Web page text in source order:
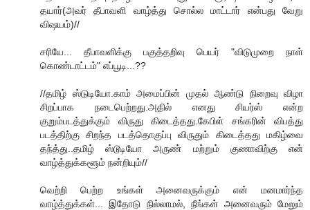
தயார்(அவர் தீபாவளி வாழ்த்து சொல்ல மாட்டார் என்பது வேறு
விஷயம்)//
ச‌ரியே... தீபாவ‌ளிக்கு ப‌குத்த‌றிவு பெய‌ர் "விடுமுறை நாள்
கொண்டாட்ட‌ம்" எப்பூடி...??
//தமிழ் ஸ்டுடியோ.காம் அமைப்பின் முதல் ஆண்டு நிறைவு விழா
சிறப்பாக நடைபெற்றது.அதில் எனது சியர்ஸ் என்ற
குறும்படத்துக்கும் விருது கிடைத்தது.கேபிள் சங்கரின் விபத்து
படத்திற்கு சிறந்த படத்தொகுப்பு விருதும் கிடைத்தது மகிழ்வை
தந்த்து..தமிழ் ஸ்டூடியோ அருண் மற்றும் குணாவிற்கு என்
வாழ்த்துக்களூம் நன்றியும்//
வெற்றி பெற்ற உங்க‌ள் அனைவ‌ருக்கும் என் ம‌ன‌மார்ந்த‌‌
வாழ்த்துக்க‌ள்... இதோடு நில்லாம‌ல், நீங்க‌ள் அனைவ‌ரும் மேலும்